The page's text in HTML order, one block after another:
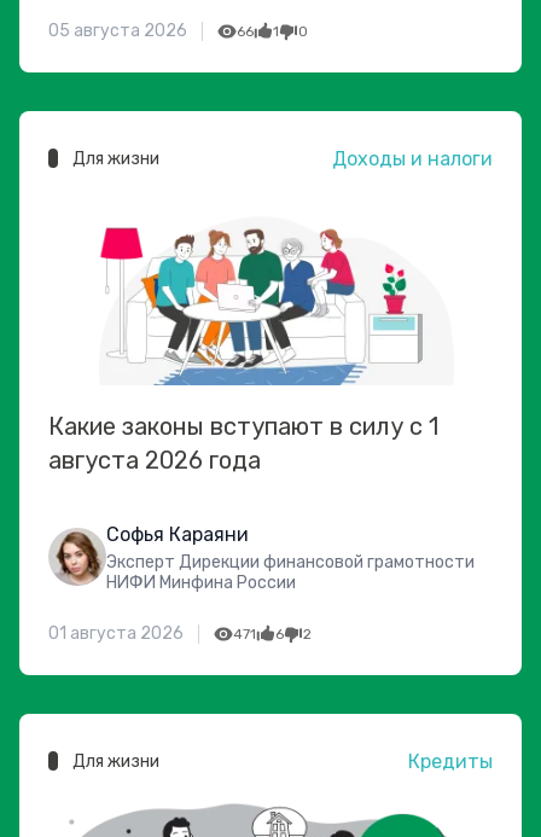
05 августа 2026 66 1 0
Для жизни Доходы и налоги
Какие законы вступают в силу с 1
августа 2026 года
Софья Караяни
Эксперт Дирекции финансовой грамотности
НИФИ Минфина России
01 августа 2026 471 6 2
Для жизни Кредиты